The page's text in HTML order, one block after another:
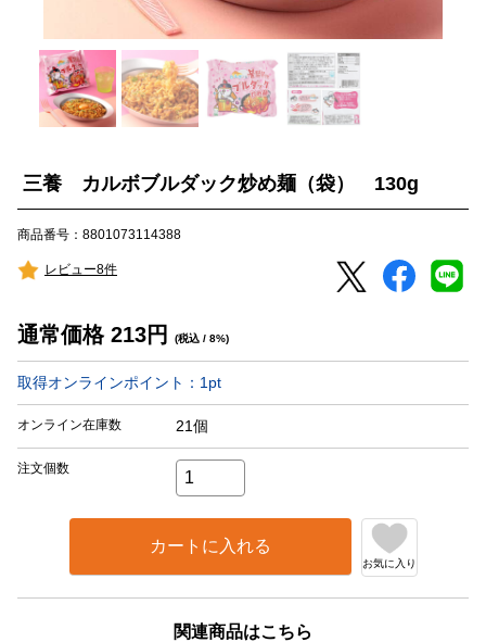
三養 カルボブルダック炒め麺（袋） 130g
商品番号：8801073114388
レビュー8件
通常価格 213円 (税込 / 8%)
取得オンラインポイント： 1 pt
オンライン在庫数 21個
注文個数
カートに入れる
お気に入り
関連商品はこちら